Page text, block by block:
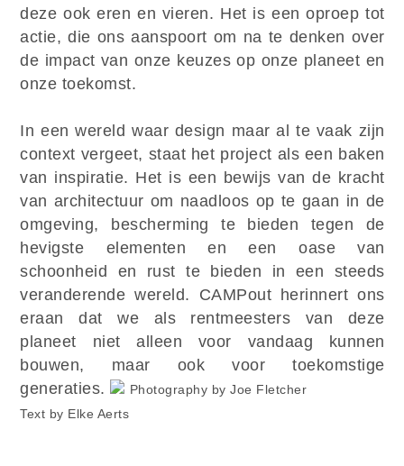
deze ook eren en vieren. Het is een oproep tot
actie, die ons aanspoort om na te denken over
de impact van onze keuzes op onze planeet en
onze toekomst.
In een wereld waar design maar al te vaak zijn
context vergeet, staat het project als een baken
van inspiratie. Het is een bewijs van de kracht
van architectuur om naadloos op te gaan in de
omgeving, bescherming te bieden tegen de
hevigste elementen en een oase van
schoonheid en rust te bieden in een steeds
veranderende wereld. CAMPout herinnert ons
eraan dat we als rentmeesters van deze
planeet niet alleen voor vandaag kunnen
bouwen, maar ook voor toekomstige
generaties.
Photography by Joe Fletcher
Text by Elke Aerts